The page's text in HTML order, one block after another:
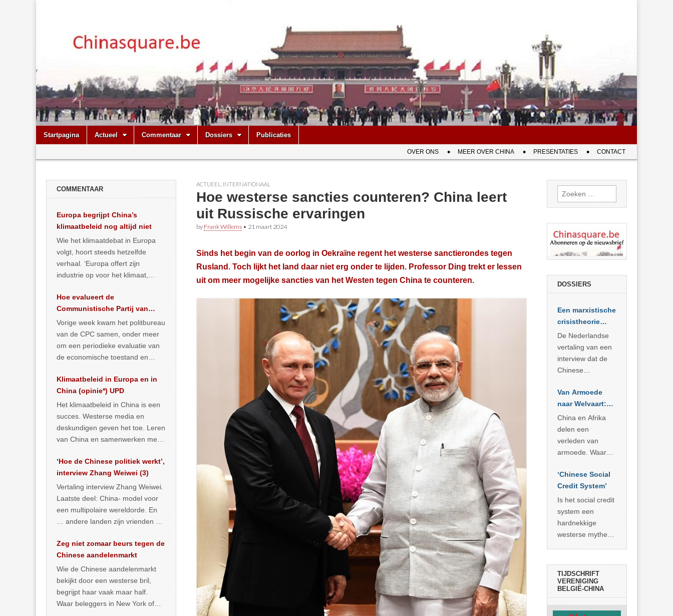
Chinasquare.be
Main
menu
Skip
Startpagina Actueel Commentaar Dossiers Publicaties
menu
OVER ONS MEER OVER CHINA PRESENTATIES CONTACT
ACTUEEL INTERNATIONAAL
Hoe westerse sancties counteren? China leert
uit Russische ervaringen
by Frank Willems • 21 maart 2024
Sinds het begin van de oorlog in Oekraïne regent het westerse sanctierondes tegen
Rusland. Toch lijkt het land daar niet erg onder te lijden. Professor Ding trekt er lessen
uit om meer mogelijke sancties van het Westen tegen China te counteren.
COMMENTAAR
Europa begrijpt China’s
klimaatbeleid nog altijd niet
Wie het klimaatdebat in Europa
volgt, hoort steeds hetzelfde
verhaal. ‘Europa offert zijn
industrie op voor het klimaat,
vergroening… >> lees meer
Hoe evalueert de
Communistische Partij van
China de economische
situatie?
Vorige week kwam het politbureau
van de CPC samen, onder meer
om een periodieke evaluatie van
de economische toestand en
publiceerden… >> lees meer
Klimaatbeleid in Europa en in
China (opinie*) UPD
Het klimaatbeleid in China is een
succes. Westerse media en
deskundigen geven het toe. Leren
van China en samenwerken met
… >> lees meer
‘Hoe de Chinese politiek werkt’,
interview Zhang Weiwei (3)
Vertaling interview Zhang Weiwei.
Laatste deel: China- model voor
een multipolaire wereldorde. En
… andere landen zijn vrienden of
Zeg niet zomaar beurs tegen de
Chinese aandelenmarkt
Wie de Chinese aandelenmarkt
bekijkt door een westerse bril,
begrijpt haar vaak maar half.
Waar beleggers in New York of
Zoeken
naar:
DOSSIERS
Een marxistische
crisistheorie
voor vandaag
De Nederlandse
vertaling van een
interview dat de
Chinese
Sociale
Wetenschappen
afnam van de
Britse
marxistische
econoom Michael
zien dat
… >> lees meer
Van Armoede
naar Welvaart:
Wat Afrika kan
leren van
China’s
economisch
China en Afrika
delen een
verleden van
armoede. Waar
voorbije veertig
jaar in slaagde
meer dan 800
miljoen mensen
uit de armoede
… >> lees meer
‘Chinese Social
Credit System’
Is het social credit
system een
hardnekkige
westerse mythe of
TIJDSCHRIFT
VERENIGING
BELGIË-CHINA